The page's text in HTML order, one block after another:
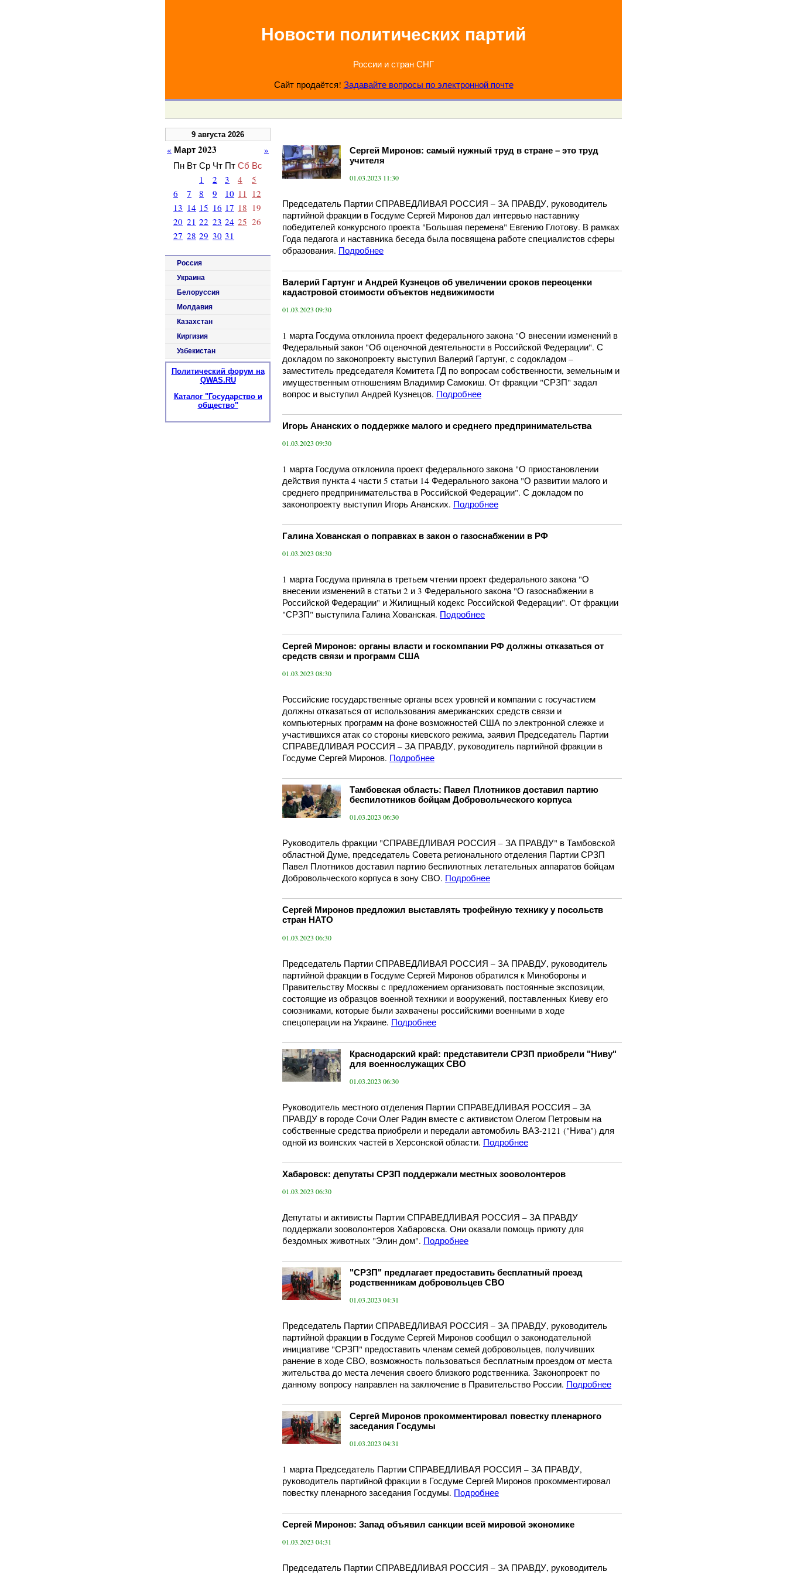
Новости политических партий
России и стран СНГ
Сайт продаётся! Задавайте вопросы по электронной почте
Сергей Миронов: самый нужный труд в стране – это труд
учителя
01.03.2023 11:30
Председатель Партии СПРАВЕДЛИВАЯ РОССИЯ – ЗА ПРАВДУ, руководитель
партийной фракции в Госдуме Сергей Миронов дал интервью наставнику
победителей конкурсного проекта "Большая перемена" Евгению Глотову. В рамках
Года педагога и наставника беседа была посвящена работе специалистов сферы
образования. Подробнее
Валерий Гартунг и Андрей Кузнецов об увеличении сроков переоценки
кадастровой стоимости объектов недвижимости
01.03.2023 09:30
1 марта Госдума отклонила проект федерального закона "О внесении изменений в
Федеральный закон "Об оценочной деятельности в Российской Федерации". С
докладом по законопроекту выступил Валерий Гартунг, с содокладом –
заместитель председателя Комитета ГД по вопросам собственности, земельным и
имущественным отношениям Владимир Самокиш. От фракции "СРЗП" задал
вопрос и выступил Андрей Кузнецов. Подробнее
Игорь Ананских о поддержке малого и среднего предпринимательства
01.03.2023 09:30
1 марта Госдума отклонила проект федерального закона "О приостановлении
действия пункта 4 части 5 статьи 14 Федерального закона "О развитии малого и
среднего предпринимательства в Российской Федерации". С докладом по
законопроекту выступил Игорь Ананских. Подробнее
Галина Хованская о поправках в закон о газоснабжении в РФ
01.03.2023 08:30
1 марта Госдума приняла в третьем чтении проект федерального закона "О
внесении изменений в статьи 2 и 3 Федерального закона "О газоснабжении в
Российской Федерации" и Жилищный кодекс Российской Федерации". От фракции
"СРЗП" выступила Галина Хованская. Подробнее
Сергей Миронов: органы власти и госкомпании РФ должны отказаться от
средств связи и программ США
01.03.2023 08:30
Российские государственные органы всех уровней и компании с госучастием
должны отказаться от использования американских средств связи и
компьютерных программ на фоне возможностей США по электронной слежке и
участившихся атак со стороны киевского режима, заявил Председатель Партии
СПРАВЕДЛИВАЯ РОССИЯ – ЗА ПРАВДУ, руководитель партийной фракции в
Госдуме Сергей Миронов. Подробнее
Тамбовская область: Павел Плотников доставил партию
беспилотников бойцам Добровольческого корпуса
01.03.2023 06:30
Руководитель фракции "СПРАВЕДЛИВАЯ РОССИЯ – ЗА ПРАВДУ" в Тамбовской
областной Думе, председатель Совета регионального отделения Партии СРЗП
Павел Плотников доставил партию беспилотных летательных аппаратов бойцам
Добровольческого корпуса в зону СВО. Подробнее
Сергей Миронов предложил выставлять трофейную технику у посольств
стран НАТО
01.03.2023 06:30
Председатель Партии СПРАВЕДЛИВАЯ РОССИЯ – ЗА ПРАВДУ, руководитель
партийной фракции в Госдуме Сергей Миронов обратился к Минобороны и
Правительству Москвы с предложением организовать постоянные экспозиции,
состоящие из образцов военной техники и вооружений, поставленных Киеву его
союзниками, которые были захвачены российскими военными в ходе
спецоперации на Украине. Подробнее
Краснодарский край: представители СРЗП приобрели "Ниву"
для военнослужащих СВО
01.03.2023 06:30
Руководитель местного отделения Партии СПРАВЕДЛИВАЯ РОССИЯ – ЗА
ПРАВДУ в городе Сочи Олег Радин вместе с активистом Олегом Петровым на
собственные средства приобрели и передали автомобиль ВАЗ-2121 ("Нива") для
одной из воинских частей в Херсонской области. Подробнее
Хабаровск: депутаты СРЗП поддержали местных зооволонтеров
01.03.2023 06:30
Депутаты и активисты Партии СПРАВЕДЛИВАЯ РОССИЯ – ЗА ПРАВДУ
поддержали зооволонтеров Хабаровска. Они оказали помощь приюту для
бездомных животных "Элин дом". Подробнее
"СРЗП" предлагает предоставить бесплатный проезд
родственникам добровольцев СВО
01.03.2023 04:31
Председатель Партии СПРАВЕДЛИВАЯ РОССИЯ – ЗА ПРАВДУ, руководитель
партийной фракции в Госдуме Сергей Миронов сообщил о законодательной
инициативе "СРЗП" предоставить членам семей добровольцев, получивших
ранение в ходе СВО, возможность пользоваться бесплатным проездом от места
жительства до места лечения своего близкого родственника. Законопроект по
данному вопросу направлен на заключение в Правительство России. Подробнее
Сергей Миронов прокомментировал повестку пленарного
заседания Госдумы
01.03.2023 04:31
1 марта Председатель Партии СПРАВЕДЛИВАЯ РОССИЯ – ЗА ПРАВДУ,
руководитель партийной фракции в Госдуме Сергей Миронов прокомментировал
повестку пленарного заседания Госдумы. Подробнее
Сергей Миронов: Запад объявил санкции всей мировой экономике
01.03.2023 04:31
Председатель Партии СПРАВЕДЛИВАЯ РОССИЯ – ЗА ПРАВДУ, руководитель
9 августа 2026
« Март 2023
»
Пн Вт Ср Чт Пт Сб Вс
1
2 3 4
5
6
7 8 9 10 11 12
13 14 15 16 17 18 19
20 21 22 23 24 25 26
27 28 29 30 31
Россия
Украина
Белоруссия
Молдавия
Казахстан
Киргизия
Узбекистан
Политический форум на
QWAS.RU
Каталог "Государство и
общество"